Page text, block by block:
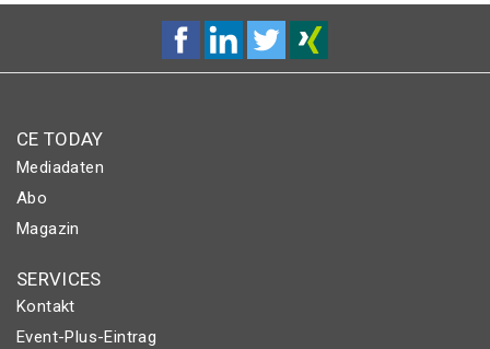
CE TODAY
Mediadaten
Abo
Magazin
SERVICES
Kontakt
Event-Plus-Eintrag